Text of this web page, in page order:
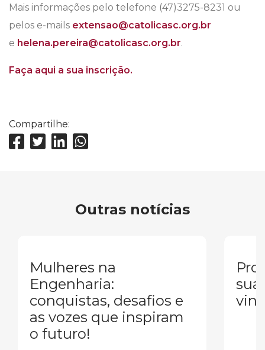
Mais informações pelo telefone (47)3275-8231 ou
pelos e-mails extensao@catolicasc.org.br
e helena.pereira@catolicasc.org.br.
Faça aqui a sua inscrição.
Compartilhe:
Outras notícias
Mulheres na
Engenharia:
conquistas, desafios e
as vozes que inspiram
o futuro!
sua